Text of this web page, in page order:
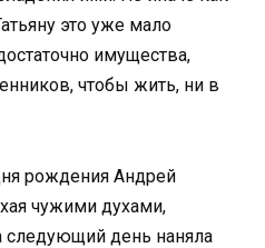
это уже мало
имущества,
чтобы жить, ни в
рождения Андрей
чужими духами,
следующий день наняла